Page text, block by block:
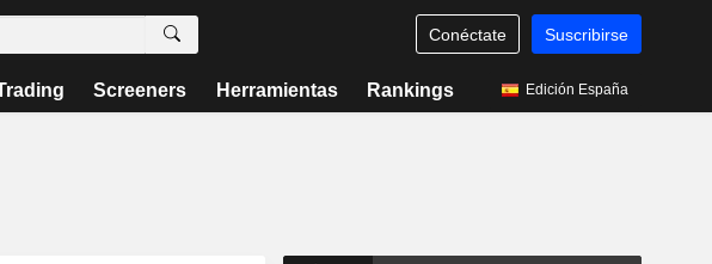
Conéctate Suscribirse
Screeners Herramientas Rankings Edición España